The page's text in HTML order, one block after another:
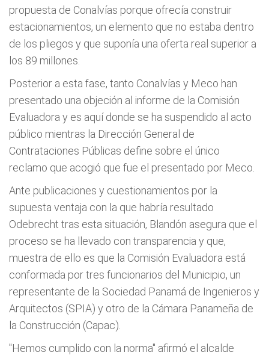
propuesta de Conalvías porque ofrecía construir
estacionamientos, un elemento que no estaba dentro
de los pliegos y que suponía una oferta real superior a
los 89 millones.
Posterior a esta fase, tanto Conalvías y Meco han
presentado una objeción al informe de la Comisión
Evaluadora y es aquí donde se ha suspendido al acto
público mientras la Dirección General de
Contrataciones Públicas define sobre el único
reclamo que acogió que fue el presentado por Meco.
Ante publicaciones y cuestionamientos por la
supuesta ventaja con la que habría resultado
Odebrecht tras esta situación, Blandón asegura que el
proceso se ha llevado con transparencia y que,
muestra de ello es que la Comisión Evaluadora está
conformada por tres funcionarios del Municipio, un
representante de la Sociedad Panamá de Ingenieros y
Arquitectos (SPIA) y otro de la Cámara Panameña de
la Construcción (Capac).
"Hemos cumplido con la norma" afirmó el alcalde